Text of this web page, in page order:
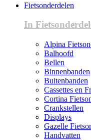
Fietsonderdelen
In
Alpina
Balhoofd
Bellen
Binnenbanden
Buitenbanden
Cassettes en
Cortina
Crankstellen
Displays
Gazelle
Handvatten